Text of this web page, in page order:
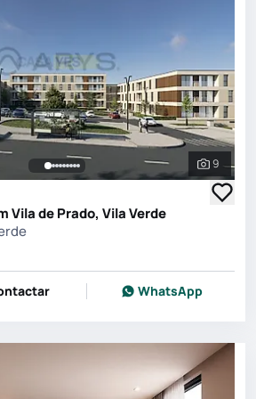
Ver
9
Vila de Prado, Vila Verde
WhatsApp